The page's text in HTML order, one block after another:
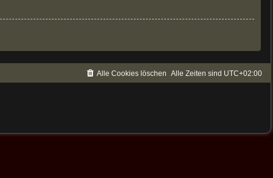
Alle Zeiten sind UTC+02:00
Alle Cookies löschen